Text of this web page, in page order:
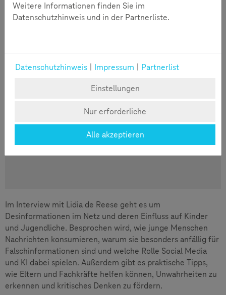
Selbstkontrolle Multimedia-Diensteanbieter (FSM)) zum
Talk "Aufgetischt: Das Menü für deinen Nachrichten-Check"
Durch das Klicken auf "Video starten" wird das entsprechende Youtube-
dessen Daten an Youtube übermittelt werden.
Soll das für alle externen Inhalte gelten, klicken Sie bitte auf "Cookies
Video Starten Cookies verwalten
Im Interview mit Lidia de Reese geht es um
Desinformationen im Netz und deren Einfluss auf Kinder
und Jugendliche. Besprochen wird, wie junge Menschen
Nachrichten konsumieren, warum sie besonders anfällig für
Falschinformationen sind und welche Rolle Social Media
und KI dabei spielen. Außerdem gibt es praktische Tipps,
wie Eltern und Fachkräfte helfen können, Unwahrheiten zu
erkennen und kritisches Denken zu fördern.
Weitere Informationen finden Sie im
Datenschutzhinweis und in der Partnerliste.
Datenschutzhinweis Impressum
Partnerlist
Einstellungen
Nur erforderliche
Alle akzeptieren